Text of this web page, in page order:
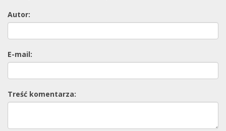
Autor:
E-mail:
Treść komentarza: